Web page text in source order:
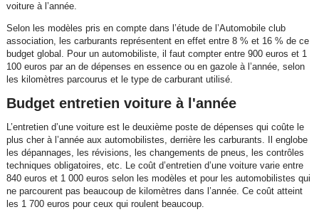
voiture à l’année.
Selon les modèles pris en compte dans l’étude de l’Automobile club
association, les carburants représentent en effet entre 8 % et 16 % de ce
budget global. Pour un automobiliste, il faut compter entre 900 euros et 1
100 euros par an de dépenses en essence ou en gazole à l’année, selon
les kilomètres parcourus et le type de carburant utilisé.
Budget entretien voiture à l'année
L’entretien d’une voiture est le deuxième poste de dépenses qui coûte le
plus cher à l’année aux automobilistes, derrière les carburants. Il englobe
les dépannages, les révisions, les changements de pneus, les contrôles
techniques obligatoires, etc. Le coût d’entretien d’une voiture varie entre
840 euros et 1 000 euros selon les modèles et pour les automobilistes qui
ne parcourent pas beaucoup de kilomètres dans l’année. Ce coût atteint
les 1 700 euros pour ceux qui roulent beaucoup.